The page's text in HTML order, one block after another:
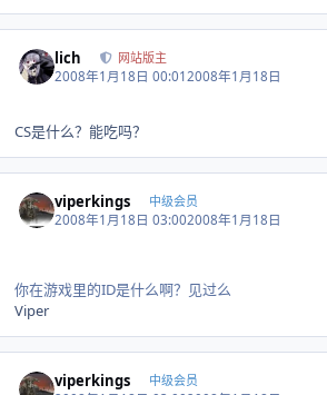
lich 网站版主
2008年1月18日 00:012008年1月18日
CS是什么？能吃吗？
viperkings 中级会员
2008年1月18日 03:002008年1月18日
你在游戏里的ID是什么啊？见过么
Viper
viperkings 中级会员